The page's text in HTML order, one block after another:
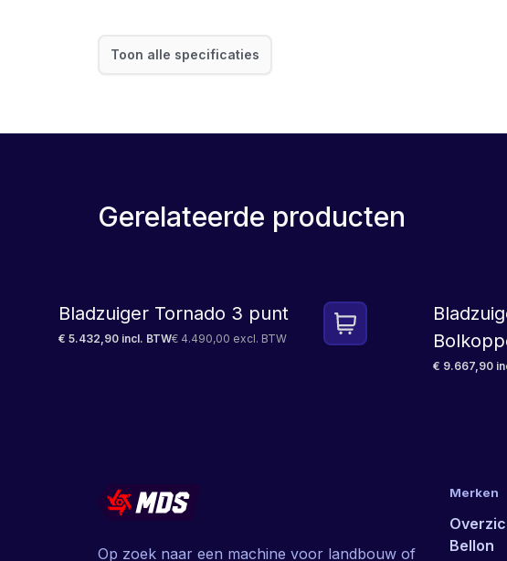
Toon alle specificaties
Gerelateerde producten
Bladzuiger Tornado 3 punt
€ 5.432,90 incl. BTW€ 4.490,00 excl. BTW
€ 9.667,90
Op zoek naar een machine voor landbouw of
Merken
Bellon